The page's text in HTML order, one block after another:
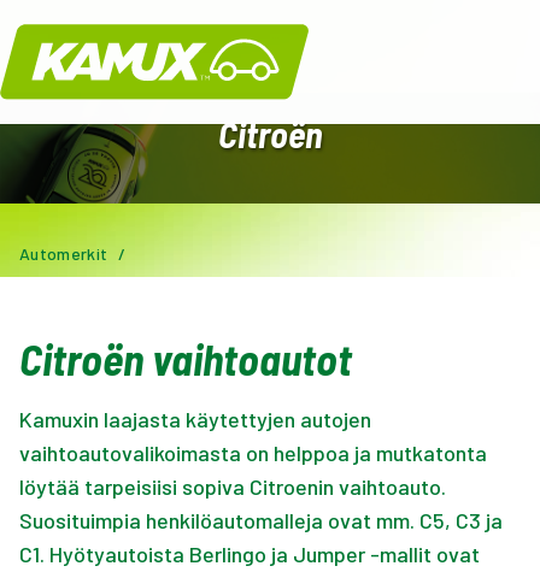
Kamux
Citroën
Automerkit /
Citroën vaihtoautot
Kamuxin laajasta käytettyjen autojen
vaihtoautovalikoimasta on helppoa ja mutkatonta
löytää tarpeisiisi sopiva Citroenin vaihtoauto.
Suosituimpia henkilöautomalleja ovat mm. C5, C3 ja
C1. Hyötyautoista Berlingo ja Jumper -mallit ovat